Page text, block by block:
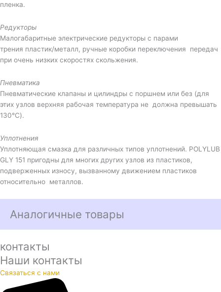
пленка.
Редукторы
Малогабаритные электрические редукторы с парами
трения пластик/металл, ручные коробки переключения передач
при очень низких скоростях скольжения.
Пневматика
Пневматические клапаны и цилиндры с поршнем или без (для
этих узлов верхняя рабочая температура не должна превышать
130°C).
Уплотнения
Уплотняющая смазка для различных типов уплотнений. POLYLUB
GLY 151 пригодны для многих других узлов из пластиков,
подверженных износу, вызванному движением пластиков
относительно металлов.
Аналогичные товары
контакты
Наши контакты
Связаться с нами